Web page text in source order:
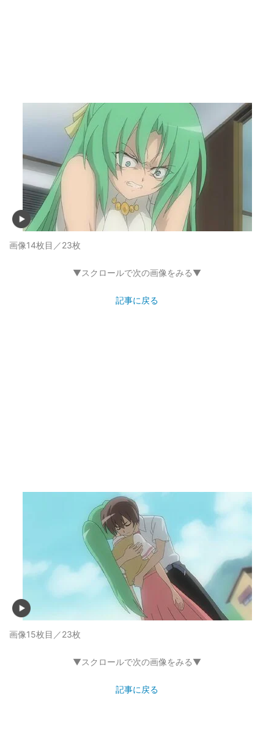
画像14枚目／23枚
▼スクロールで次の画像をみる▼
記事に戻る
画像15枚目／23枚
▼スクロールで次の画像をみる▼
記事に戻る